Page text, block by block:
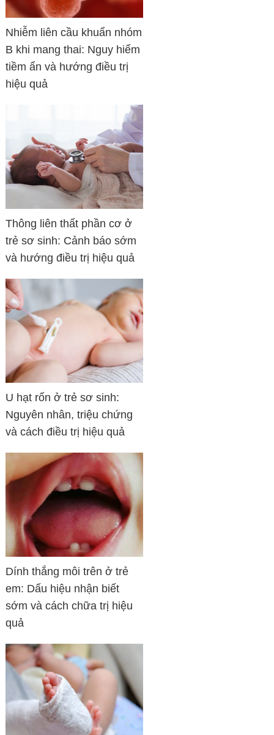
Nhiễm liên cầu khuẩn nhóm
B khi mang thai: Nguy hiểm
tiềm ẩn và hướng điều trị
hiệu quả
Thông liên thất phần cơ ở
trẻ sơ sinh: Cảnh báo sớm
và hướng điều trị hiệu quả
U hạt rốn ở trẻ sơ sinh:
Nguyên nhân, triệu chứng
và cách điều trị hiệu quả
Dính thắng môi trên ở trẻ
em: Dấu hiệu nhận biết
sớm và cách chữa trị hiệu
quả